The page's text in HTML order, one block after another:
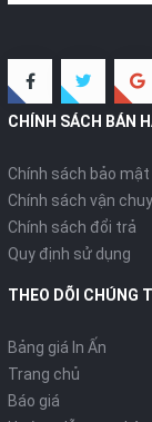
CHÍNH SÁCH BÁN
Chính sách bảo mật
Chính sách vận
Chính sách đổi trả
Quy định sử dụng
THEO DÕI CHÚNG
Bảng giá In Ấn
Trang chủ
Báo giá